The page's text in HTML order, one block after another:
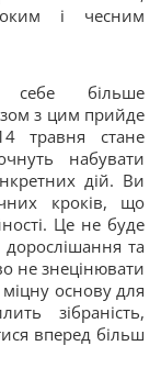
і чесним
більше
з цим прийде
травня стане
набувати
дій. Ви
кроків, що
Це не буде
та
не знецінювати
основу для
зібраність,
вперед більш